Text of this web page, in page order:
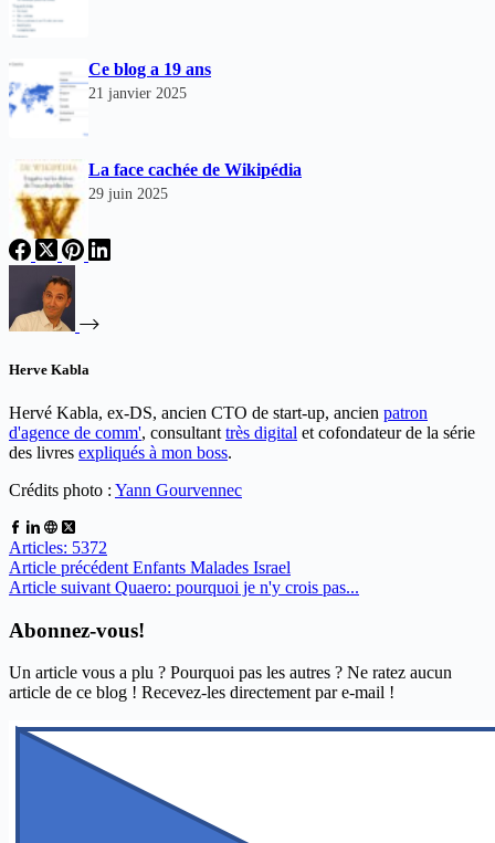
Ce blog a 19 ans
21 janvier 2025
La face cachée de Wikipédia
29 juin 2025
Herve Kabla
Hervé Kabla, ex-DS, ancien CTO de start-up, ancien patron
d'agence de comm', consultant très digital et cofondateur de la série
des livres expliqués à mon boss.
Crédits photo : Yann Gourvennec
Articles: 5372
Article précédent Enfants Malades Israel
Article suivant Quaero: pourquoi je n'y crois pas...
Abonnez-vous!
Un article vous a plu ? Pourquoi pas les autres ? Ne ratez aucun
article de ce blog ! Recevez-les directement par e-mail !